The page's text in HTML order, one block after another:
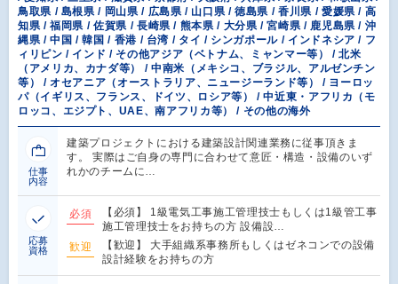
鳥取県 / 島根県 / 岡山県 / 広島県 / 山口県 / 徳島県 / 香川県 / 愛媛県 / 高
知県 / 福岡県 / 佐賀県 / 長崎県 / 熊本県 / 大分県 / 宮崎県 / 鹿児島県 / 沖
縄県 / 中国 / 韓国 / 香港 / 台湾 / タイ / シンガポール / インドネシア / フ
ィリピン / インド / その他アジア（ベトナム、ミャンマー等） / 北米
（アメリカ、カナダ等） / 中南米（メキシコ、ブラジル、アルゼンチン
等） / オセアニア（オーストラリア、ニュージーランド等） / ヨーロッ
パ（イギリス、フランス、ドイツ、ロシア等） / 中近東・アフリカ（モ
ロッコ、エジプト、UAE、南アフリカ等） / その他の海外
仕事
内容
建築プロジェクトにおける建築設計関連業務に従事頂きま
す。 実際はご自身の専門に合わせて意匠・構造・設備のいず
れかのチームに…
応募
資格
必須
【必須】 1級電気工事施工管理技士もしくは1級管工事
施工管理技士をお持ちの方 設備設…
歓迎
【歓迎】 大手組織系事務所もしくはゼネコンでの設備
設計経験をお持ちの方